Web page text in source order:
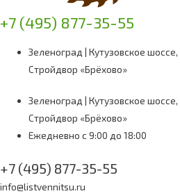
+7 (495) 877-35-55
Зеленоград | Кутузовское шоссе,
Стройдвор «Брёхово»
Зеленоград | Кутузовское шоссе,
Стройдвор «Брёхово»
Ежедневно с 9:00 до 18:00
+7 (495) 877-35-55
info@listvennitsu.ru